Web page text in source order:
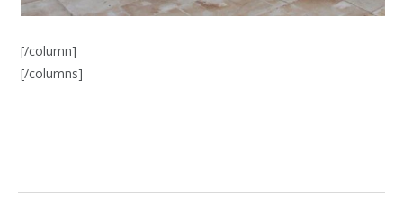
[/column]
[/columns]